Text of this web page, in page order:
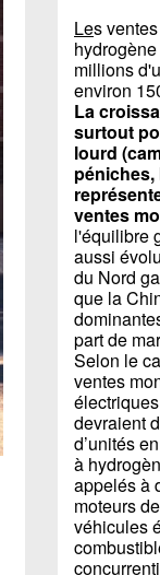
Les
millions
environ
La
surtout
lourd
ventes
l'équilibre
aussi
du Nord
que la
part de
Selon le
ventes
devraient
d’unités
à
appelés à
moteurs
véhicules